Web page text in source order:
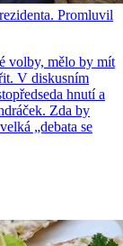
Promluvil
volby, mělo by mít
V diskusním
hnutí a
Zda by
„debata se